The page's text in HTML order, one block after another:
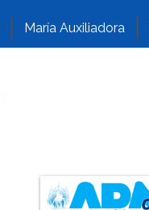
María Auxiliadora